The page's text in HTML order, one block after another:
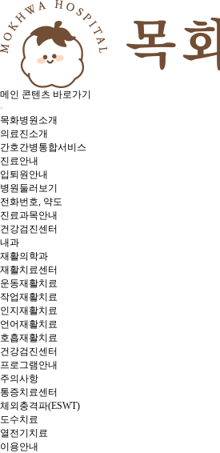
메인 콘텐츠 바로가기
목화병원소개
의료진소개
간호간병통합서비스
진료안내
입퇴원안내
병원둘러보기
전화번호, 약도
진료과목안내
건강검진센터
내과
재활의학과
재활치료센터
운동재활치료
작업재활치료
인지재활치료
언어재활치료
호흡재활치료
건강검진센터
프로그램안내
주의사항
통증치료센터
체외충격파(ESWT)
도수치료
열전기치료
이용안내